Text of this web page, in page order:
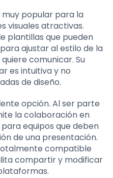
popular para la
visuales atractivas.
plantillas que pueden
ajustar al estilo de la
comunicar. Su
es intuitiva y no
de diseño.
opción. Al ser parte
la colaboración en
equipos que deben
de una presentación.
compatible
compartir y modificar